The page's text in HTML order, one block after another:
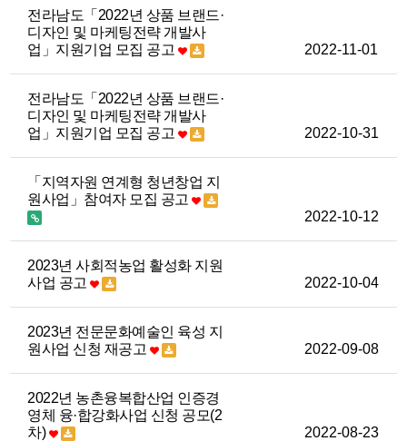
전라남도「2022년 상품 브랜드·
디자인 및 마케팅전략 개발사
업」지원기업 모집 공고
2022-11-01
전라남도「2022년 상품 브랜드·
디자인 및 마케팅전략 개발사
업」지원기업 모집 공고
2022-10-31
「지역자원 연계형 청년창업 지
원사업」참여자 모집 공고
2022-10-12
2023년 사회적농업 활성화 지원
사업 공고
2022-10-04
2023년 전문문화예술인 육성 지
원사업 신청 재공고
2022-09-08
2022년 농촌융복합산업 인증경
영체 융·합강화사업 신청 공모(2
차)
2022-08-23